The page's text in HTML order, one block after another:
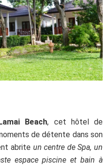
Beach, cet hôtel de
de détente dans son
abrite un centre de Spa, un
espace piscine et bain à